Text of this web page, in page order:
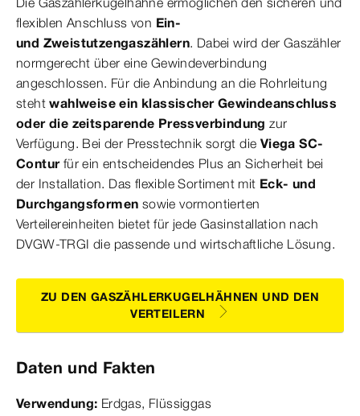
flexiblen Anschluss von Ein-
und Zweistutzengaszählern. Dabei wird der Gaszähler
normgerecht über eine Gewindeverbindung
angeschlossen. Für die Anbindung an die Rohrleitung
stehtwahlweise ein klassischer Gewindeanschluss
oder die zeitsparende Pressverbindungzur
Verfügung. Bei der Presstechnik sorgt die Viega SC-
Conturfür ein entscheidendes Plus an Sicherheit bei
der Installation. Das flexible Sortiment mit Eck- und
Durchgangsformen sowie vormontierten
Verteilereinheiten bietet für jede Gasinstallation nach
DVGW-TRGI die passende und wirtschaftliche Lösung.
ZU DEN GASZÄHLERKUGELHÄHNEN UND DEN
VERTEILERN
Daten und Fakten
Verwendung: Erdgas, Flüssiggas